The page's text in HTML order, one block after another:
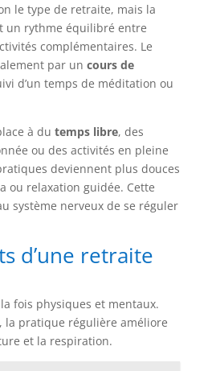
le type de retraite, mais la
un rythme équilibré entre
complémentaires. Le
par un cours de
d’un temps de méditation ou
à du temps libre, des
ou des activités en pleine
deviennent plus douces
ou relaxation guidée. Cette
système nerveux de se réguler
d’une retraite
fois physiques et mentaux.
la pratique régulière améliore
et la respiration.